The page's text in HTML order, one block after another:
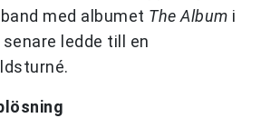
med albumet The Album i
ledde till en